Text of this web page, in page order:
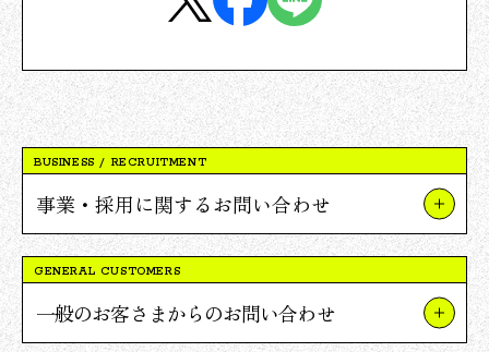
BUSINESS / RECRUITMENT
事業・採用に関するお問い合わせ
事業やプロジェクトについて
GENERAL CUSTOMERS
一般のお客さまからのお問い合わせ